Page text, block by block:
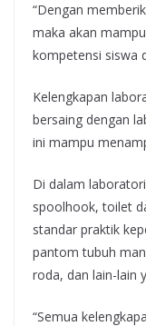
“Dengan
maka akan
kompetensi siswa
Kelengkapan
bersaing dengan
ini mampu
Di dalam
spoolhook, toilet
standar praktik
pantom tubuh
roda, dan lain-lain
“Semua